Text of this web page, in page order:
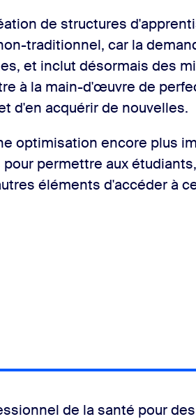
de structures
traditionnel, car la
et inclut désormais des
à la main-d'œuvre de
d'en acquérir de nouvelles.
optimisation encore plus
permettre aux
éléments d'accéder à
de la santé pour